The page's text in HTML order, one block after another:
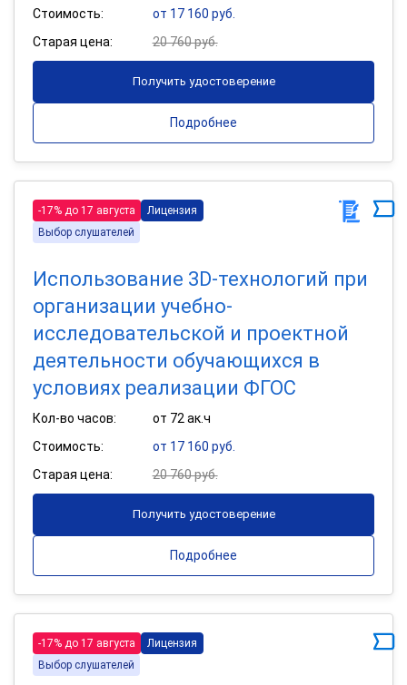
Стоимость:
от 17 160 руб.
Старая цена:
20 760 руб.
Получить удостоверение
Подробнее
-17% до 17 августа
Лицензия
Выбор слушателей
Использование 3D-технологий при
организации учебно-
исследовательской и проектной
деятельности обучающихся в
условиях реализации ФГОС
Кол-во часов:
от 72 ак.ч
Стоимость:
от 17 160 руб.
Старая цена:
20 760 руб.
Получить удостоверение
Подробнее
-17% до 17 августа
Лицензия
Выбор слушателей